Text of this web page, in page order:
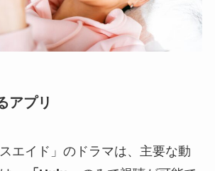
アプリ
エイド」のドラマは、主要な動